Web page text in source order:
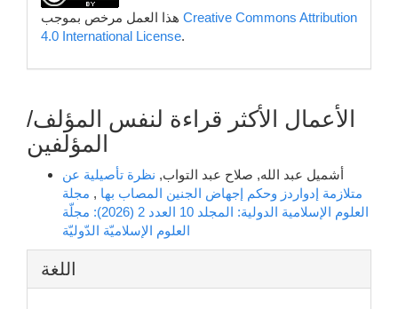
Creative Commons Attribution
4.0 International License.
الأعمال الأكثر قراءة لنفس المؤلف/
المؤلفين
أشميل عبد الله, صلاح عبد التواب, نظرة تأصيلية عن
متلازمة إدواردز وحكم إجهاض الجنين المصاب بها , مجلة
العلوم الإسلامية الدولية: المجلد 10 العدد 2 (2026): مجلّة
العلوم الإسلاميّة الدّوليّة
اللغة